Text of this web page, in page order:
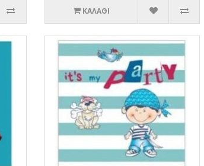
ΚΑΛΆΘΙ